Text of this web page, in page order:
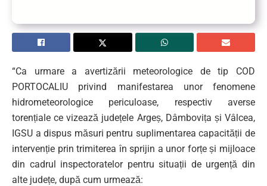
“Ca urmare a avertizării meteorologice de tip COD
PORTOCALIU privind manifestarea unor fenomene
hidrometeorologice periculoase, respectiv averse
torențiale ce vizează județele Argeș, Dâmbovița și Vâlcea,
IGSU a dispus măsuri pentru suplimentarea capacității de
intervenție prin trimiterea în sprijin a unor forțe și mijloace
din cadrul inspectoratelor pentru situații de urgență din
alte județe, după cum urmează: